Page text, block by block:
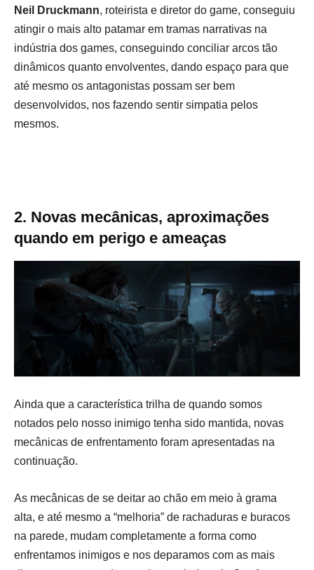
Neil Druckmann, roteirista e diretor do game, conseguiu
atingir o mais alto patamar em tramas narrativas na
indústria dos games, conseguindo conciliar arcos tão
dinâmicos quanto envolventes, dando espaço para que
até mesmo os antagonistas possam ser bem
desenvolvidos, nos fazendo sentir simpatia pelos
mesmos.
2. Novas mecânicas, aproximações
quando em perigo e ameaças
Ainda que a característica trilha de quando somos
notados pelo nosso inimigo tenha sido mantida, novas
mecânicas de enfrentamento foram apresentadas na
continuação.
As mecânicas de se deitar ao chão em meio à grama
alta, e até mesmo a “melhoria” de rachaduras e buracos
na parede, mudam completamente a forma como
enfrentamos inimigos e nos deparamos com as mais